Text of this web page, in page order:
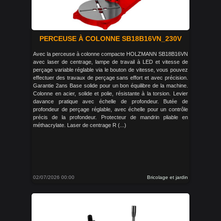
PERCEUSE À COLONNE SB18B16VN_230V
Avec la perceuse à colonne compacte HOLZMANN SB18B16VN
avec laser de centrage, lampe de travail à LED et vitesse de
perçage variable réglable via le bouton de vitesse, vous pouvez
effectuer des travaux de perçage sans effort et avec précision.
Garantie 2ans Base solide pour un bon équilibre de la machine.
Colonne en acier, solide et polie, résistante à la torsion. Levier
davance pratique avec échelle de profondeur. Butée de
profondeur de perçage réglable, avec échelle pour un contrôle
précis de la profondeur. Protecteur de mandrin pliable en
méthacrylate. Laser de centrage R (...)
02/07/2026 00:00 Bricolage et jardin